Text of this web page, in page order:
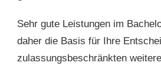
Sehr gute Leistungen im
daher die Basis für Ihre
zulassungsbeschränkten